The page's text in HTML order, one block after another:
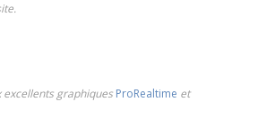
excellents graphiques ProRealtime et